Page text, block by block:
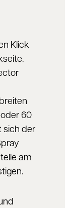
Klick
60
sich der
am